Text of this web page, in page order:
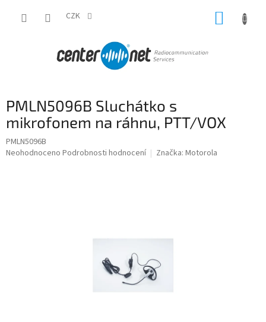
CZK
PMLN5096B Sluchátko s
mikrofonem na ráhnu, PTT/VOX
PMLN5096B
Průměrné
Neohodnoceno Podrobnosti hodnocení Značka: Motorola